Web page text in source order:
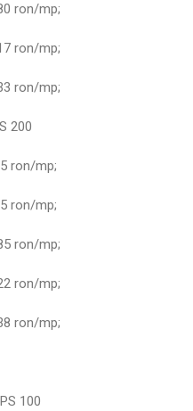
ron/mp;
ron/mp;
ron/mp;
200
ron/mp;
ron/mp;
ron/mp;
ron/mp;
ron/mp;
100